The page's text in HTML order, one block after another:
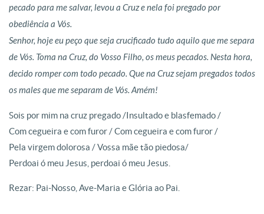
pecado para me salvar, levou a Cruz e nela foi pregado por
obediência a Vós.
Senhor, hoje eu peço que seja crucificado tudo aquilo que me separa
de Vós. Toma na Cruz, do Vosso Filho, os meus pecados. Nesta hora,
decido romper com todo pecado. Que na Cruz sejam pregados todos
os males que me separam de Vós. Amém!
Sois por mim na cruz pregado /Insultado e blasfemado /
Com cegueira e com furor / Com cegueira e com furor /
Pela virgem dolorosa / Vossa mãe tão piedosa/
Perdoai ó meu Jesus, perdoai ó meu Jesus.
Rezar: Pai-Nosso, Ave-Maria e Glória ao Pai.